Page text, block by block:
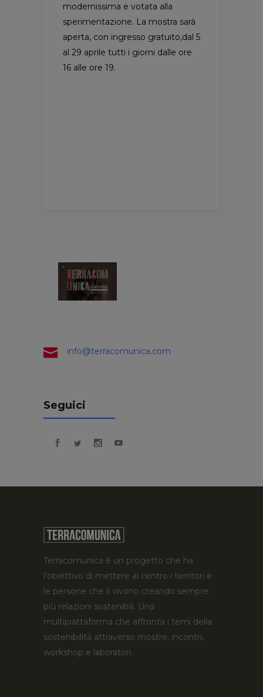
modernissima e votata alla
sperimentazione. La mostra sarà
aperta, con ingresso gratuito,dal 5
al 29 aprile tutti i giorni dalle ore
16 alle ore 19.
info@terracomunica.com
Seguici
Terracomunica è un progetto che ha
l’obiettivo di mettere al centro i territori e
le persone che li vivono creando sempre
più relazioni sostenibili. Una
multipiattaforma che affronta i temi della
sostenibilità attraverso mostre, incontri,
workshop e laboratori.